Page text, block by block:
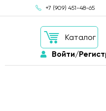
+7 (909) 451-48-65
Каталог
Войти/